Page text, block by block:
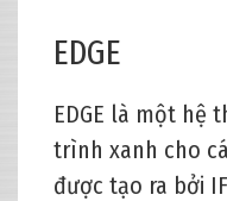
EDGE
EDGE là một hệ
trình xanh cho
được tạo ra bởi